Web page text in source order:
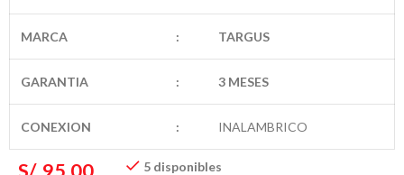
MARCA : TARGUS
GARANTIA : 3 MESES
CONEXION : INALAMBRICO
S/. 95.00
5 disponibles